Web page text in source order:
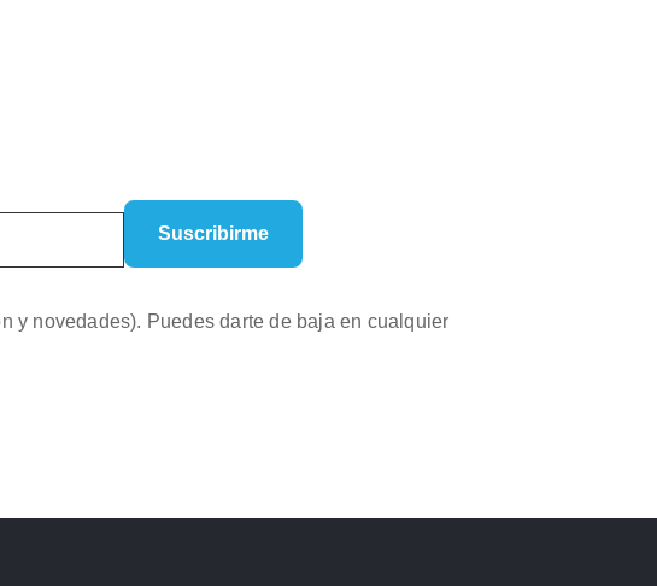
y novedades). Puedes darte de baja en cualquier